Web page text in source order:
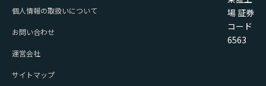
個人情報の取扱いについて
お問い合わせ
運営会社
サイトマップ